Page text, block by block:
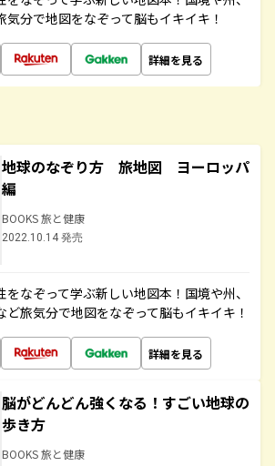
分で地図をなぞって脳もイキイキ！
詳細を見る
地球のなぞり方 旅地図 ヨーロッパ
編
BOOKS 旅と健康
2022.10.14 発売
なぞって学ぶ新しい地図本！国境や州、
旅気分で地図をなぞって脳もイキイキ！
詳細を見る
脳がどんどん強くなる！すごい地球の
歩き方
BOOKS 旅と健康